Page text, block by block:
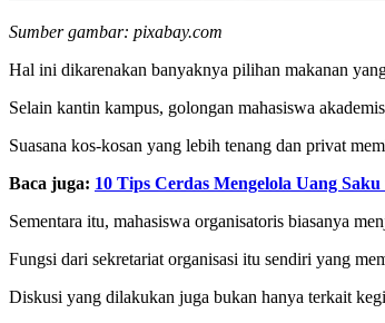
Sumber gambar: pixabay.com
Hal ini dikarenakan banyaknya pilihan makanan
Selain kantin kampus, golongan mahasiswa
Suasana kos-kosan yang lebih tenang dan privat
Baca juga: 10 Tips Cerdas Mengelola Uang
Sementara itu, mahasiswa organisatoris biasanya
Fungsi dari sekretariat organisasi itu sendiri yang
Diskusi yang dilakukan juga bukan hanya terkait